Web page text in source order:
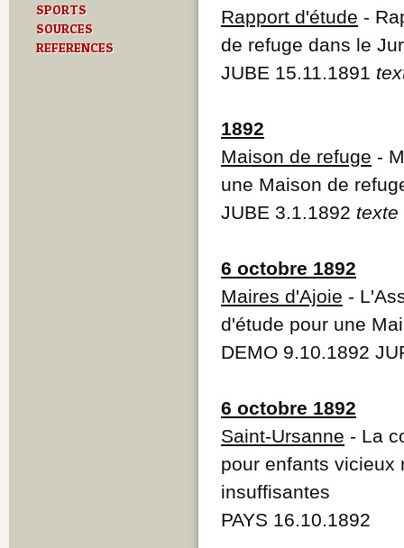
SPORTS
SOURCES
REFERENCES
Rapport d'étude -
de refuge dans le
JUBE 15.11.1891
1892
Maison de refuge -
une Maison de
JUBE 3.1.1892 texte
6 octobre 1892
Maires d'Ajoie -
d'étude pour une
DEMO 9.10.1892
6 octobre 1892
Saint-Ursanne - La
pour enfants vicieux
insuffisantes
PAYS 16.10.1892